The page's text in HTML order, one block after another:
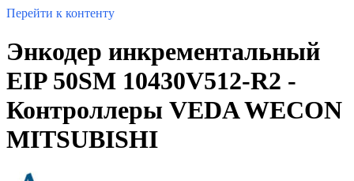
Перейти к контенту
Энкодер инкрементальный
EIP 50SM 10430V512-R2 -
Контроллеры VEDA WECON
MITSUBISHI